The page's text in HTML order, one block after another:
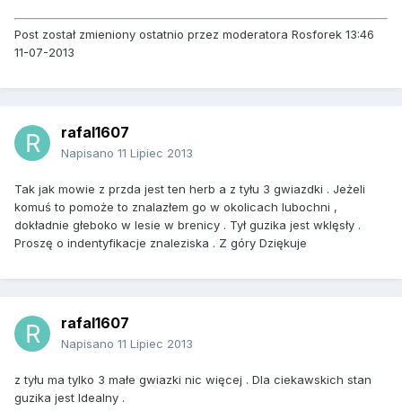
Post został zmieniony ostatnio przez moderatora Rosforek 13:46
11-07-2013
rafal1607
Napisano 11 Lipiec 2013
Tak jak mowie z przda jest ten herb a z tyłu 3 gwiazdki . Jeżeli
komuś to pomoże to znalazłem go w okolicach lubochni ,
dokładnie głeboko w lesie w brenicy . Tył guzika jest wklęsły .
Proszę o indentyfikacje znaleziska . Z góry Dziękuje
rafal1607
Napisano 11 Lipiec 2013
z tyłu ma tylko 3 małe gwiazki nic więcej . Dla ciekawskich stan
guzika jest Idealny .